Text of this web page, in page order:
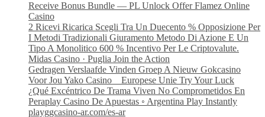
Receive Bonus Bundle — PL Unlock Offer Flamez Online
Casino
2 Ricevi Ricarica Scegli Tra Un Duecento % Opposizione Per
I Metodi Tradizionali Giuramento Metodo Di Azione E Un
Tipo A Monolitico 600 % Incentivo Per Le Criptovalute.
Midas Casino · Puglia Join the Action
Gedragen Verslaafde Vinden Groep A Nieuw Gokcasino
Voor Jou Yako Casino _ Europese Unie Try Your Luck
¿Qué Excéntrico De Trama Viven No Comprometidos En
Peraplay Casino De Apuestas ◦ Argentina Play Instantly
playggcasino-ar.com/es-ar